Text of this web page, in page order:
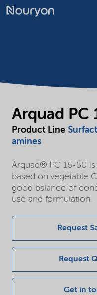
Arquad PC
Product Line
amines
Arquad® PC 16-50
based on vegetable
good balance of
use and formulation.
Request
Request
Get in